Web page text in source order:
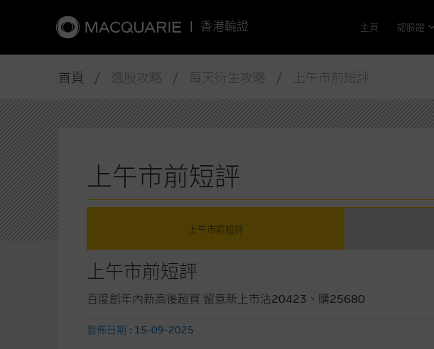
| 香港輪證 主頁 認股證
首頁 / 選股攻略 / 每天衍生攻略 / 上午市前短評
上午市前短評
上午市前短評
上午市前短評
百度創年內新高後超買 留意新上市沽20423、購25680
發佈日期 : 15-09-2025